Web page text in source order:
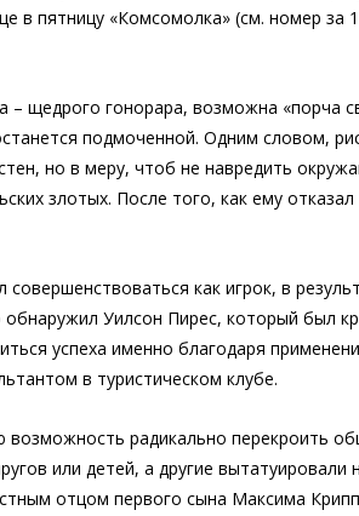
пятницу «Комсомолка» (см. номер за
щедрого гонорара, возможна «порча
подмоченной. Одним словом,
но в меру, чтоб не навредить
злотых. После того, как ему
как игрок, в
обнаружил Уилсон Пирес, который
успеха именно благодаря
в туристическом клубе.
радикально перекроить
или детей, а другие
отцом первого сына Максима